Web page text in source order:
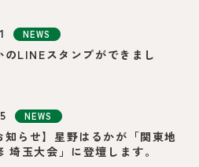
NEWS
のLINEスタンプができまし
NEWS
知らせ】星野はるかが「関東地
埼玉大会」に登壇します。